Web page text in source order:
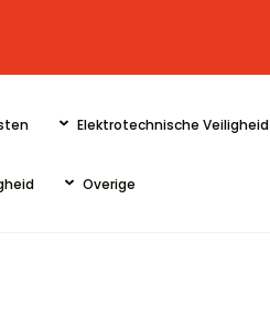
Elektrotechnische Veiligheid
Overige